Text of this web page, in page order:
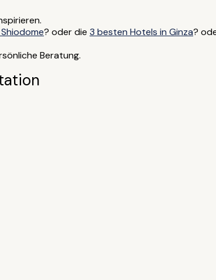
? oder die 3 besten Hotels in Ginza?
Beratung.